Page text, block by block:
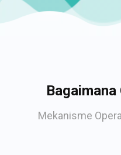
Mekanisme